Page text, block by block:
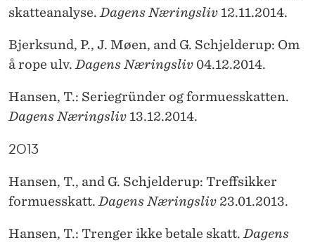
skatteanalyse. Dagens Næringsliv 12.11.2014.
Bjerksund, P., J. Møen, and G. Schjelderup: Om
å rope ulv. Dagens Næringsliv 04.12.2014.
Hansen, T.: Seriegründer og formuesskatten.
Dagens Næringsliv 13.12.2014.
2013
Hansen, T., and G. Schjelderup: Treffsikker
formuesskatt. Dagens Næringsliv 23.01.2013.
Hansen, T.: Trenger ikke betale skatt. Dagens